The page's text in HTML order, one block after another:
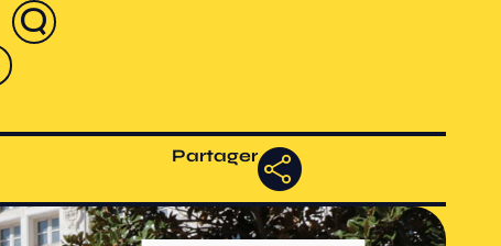
Partager